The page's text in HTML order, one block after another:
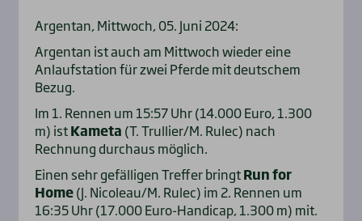
Argentan, Mittwoch, 05. Juni 2024:
Argentan ist auch am Mittwoch wieder eine
Anlaufstation für zwei Pferde mit deutschem
Bezug.
Im 1. Rennen um 15:57 Uhr (14.000 Euro, 1.300
m) istKameta (T. Trullier/M. Rulec) nach
Rechnung durchaus möglich.
Einen sehr gefälligen Treffer bringtRun for
Home(J. Nicoleau/M. Rulec) im 2. Rennen um
16:35 Uhr (17.000 Euro-Handicap, 1.300 m) mit.